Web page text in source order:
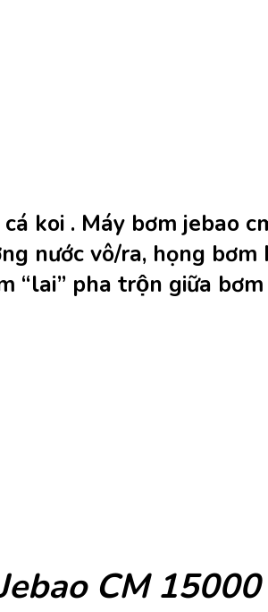
koi . Máy bơm jebao
nước vô/ra, họng bơm
“lai” pha trộn giữa
CM 15000